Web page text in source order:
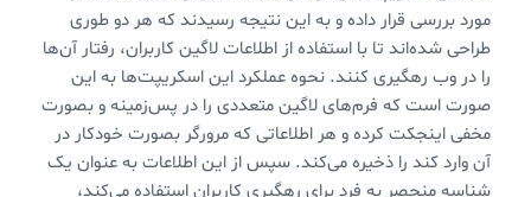
مورد بررسی قرار داده و به این نتیجه رسیدند که هر دو طوری
طراحی شده‌اند تا با استفاده از اطلاعات لاگین کاربران، رفتار آن‌ها
را در وب رهگیری کنند. نحوه عملکرد این اسکریپت‌ها به این
صورت است که فرم‌های لاگین متعددی را در پس‌زمینه و بصورت
مخفی اینجکت کرده و هر اطلاعاتی که مرورگر بصورت خودکار در
آن وارد کند را ذخیره می‌کند. سپس از این اطلاعات به عنوان یک
شناسه منحصر به فرد برای رهگیری کاربران استفاده می‌کند،